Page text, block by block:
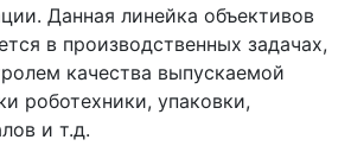
Данная линейка объективов
в производственных задачах,
качества выпускаемой
роботехники, упаковки,
и т.д.